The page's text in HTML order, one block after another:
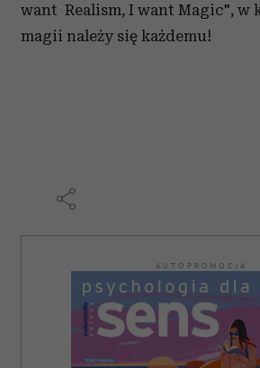
want Realism, I want Magic", w
magii należy się każdemu!
AUTOPROMOCJA